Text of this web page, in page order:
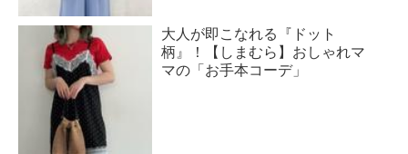
大人が即こなれる『ドット
柄』！【しまむら】おしゃれマ
マの「お手本コーデ」